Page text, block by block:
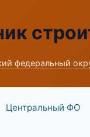
федеральный
Центральный ФО